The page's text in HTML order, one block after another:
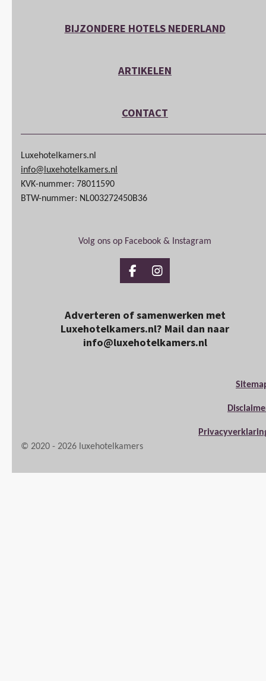
BIJZONDERE HOTELS NEDERLAND
ARTIKELEN
CONTACT
Luxehotelkamers.nl
info@luxehotelkamers.nl
KVK-nummer: 78011590
BTW-nummer: NL003272450B36
Volg ons op Facebook & Instagram
FacebookInstagram
Adverteren of samenwerken met
Luxehotelkamers.nl? Mail dan naar
info@luxehotelkamers.nl
© 2020 - 2026 luxehotelkamers